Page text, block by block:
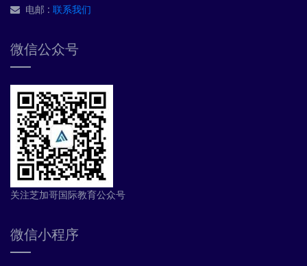
电邮 : 联系我们
微信公众号
关注芝加哥国际教育公众号
微信小程序